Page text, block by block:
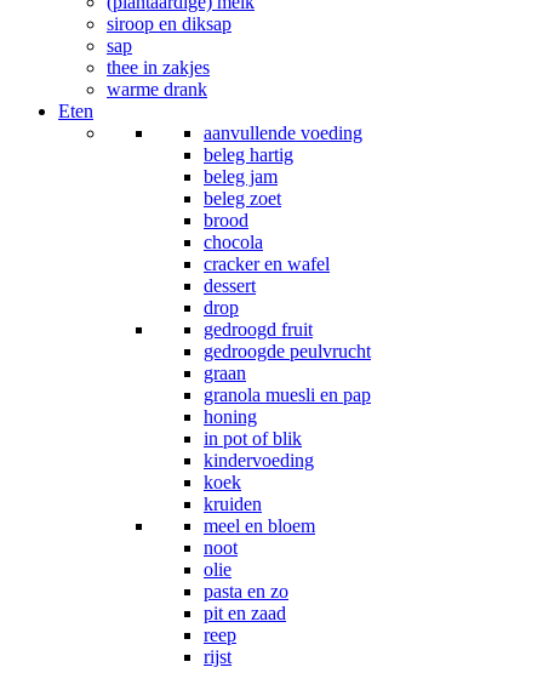
siroop en diksap
sap
thee in zakjes
warme drank
Eten
aanvullende voeding
beleg hartig
beleg jam
beleg zoet
brood
chocola
cracker en wafel
dessert
drop
gedroogd fruit
gedroogde peulvrucht
graan
granola muesli en pap
honing
in pot of blik
kindervoeding
koek
kruiden
meel en bloem
noot
olie
pasta en zo
pit en zaad
reep
rijst